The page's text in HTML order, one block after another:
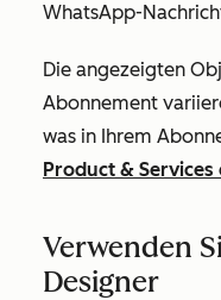
WhatsApp-
Die angezeigten
Abonnement
was in Ihrem
Product & Services
Verwenden
Designer